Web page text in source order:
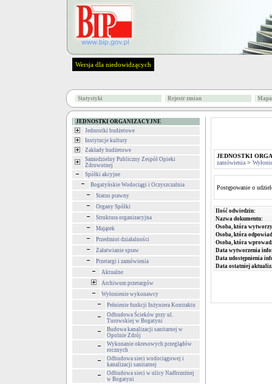
Wersja dla niedowidzących
Statystyki Rejestr zmian
JEDNOSTKI ORGANIZACYJNE
Jednostki budżetowe
Instytucje kultury
Zakłady budżetowe
Samodzielny Publiczny Zespół Opieki
Zdrowotnej
Spółki akcyjne
Bogatyńskie Wodociągi i Oczyszczalnia
Status prawny
Organy Spółki
Struktura organizacyjna
Majątek
Przedmiot działalności
Załatwianie spraw
Przetargi i zamówienia
Aktualne
Archiwum przetargów
Wyłonienie wykonawcy
Pełnienie funkcji Inżyniera Kontraktu
Odbudowa Ścieków przy ul.
Turowskiej w Bogatyni
Budowa kanalizacji sanitarnej w
Opolnie Zdrój
Wykonanie okresowych przeglądów
rocznych
Odbudowa sieci wodociągowej i
kanalizacji sanitarnej
Odbudowa sieci w ulicy Nadbrzeżnej
w Bogatyni
JEDNOSTKI
zamówienia >
Postępowanie o
Ilość odwiedzin:
Nazwa dokumentu:
Osoba, która
Osoba, która
Osoba, która
Data wytworzenia
Data udostępnienia
Data ostatniej